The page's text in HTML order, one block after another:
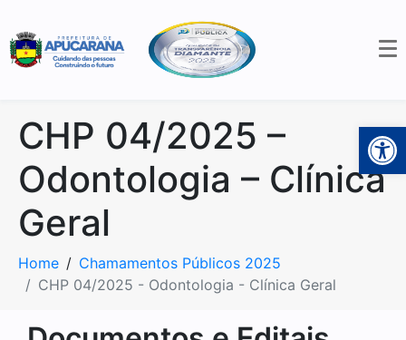
CHP 04/2025 –
Odontologia – Clínica
Geral
Home
Chamamentos Públicos 2025
CHP 04/2025 - Odontologia - Clínica Geral